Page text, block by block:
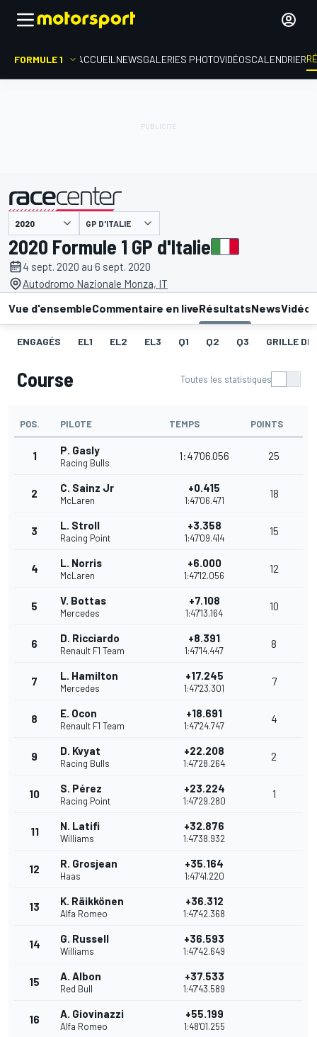
FORMULE 1 ACCUEIL NEWSGALERIES PHOTOVIDÉOSCALENDRIER
présenté par GP D'ITALIE
2020 Formule 1 GP d'Italie
4 sept. 2020 au 6 sept. 2020
Autodromo Nazionale Monza, IT
Vue d'ensembleCommentaire en liveRésultatsNewsVidéos
ENGAGÉS EL1 EL2 EL3 Q1 Q2 Q3 GRILLE DE
Course Toutes les statistiques
POS. PILOTE TEMPS POINTS
1 P. Gasly
Racing Bulls
1:47'06.056 25
2 C. Sainz Jr
McLaren
+0.415
1:47'06.471
18
3 L. Stroll
Racing Point
+3.358
1:47'09.414
15
4 L. Norris
McLaren
+6.000
1:47'12.056
12
5 V. Bottas
Mercedes
+7.108
1:47'13.164
10
6 D. Ricciardo
Renault F1 Team
+8.391
1:47'14.447
8
7 L. Hamilton
Mercedes
+17.245
1:47'23.301
7
8 E. Ocon
Renault F1 Team
+18.691
1:47'24.747
4
9 D. Kvyat
Racing Bulls
+22.208
1:47'28.264
2
10 S. Pérez
Racing Point
+23.224
1:47'29.280
1
11 N. Latifi
Williams
+32.876
1:47'38.932
12 R. Grosjean
Haas
+35.164
1:47'41.220
13 K. Räikkönen
Alfa Romeo
+36.312
1:47'42.368
14 G. Russell
Williams
+36.593
1:47'42.649
15 A. Albon
Red Bull
+37.533
1:47'43.589
16 A. Giovinazzi
Alfa Romeo
+55.199
1:48'01.255